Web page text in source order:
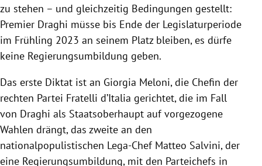
zu stehen – und gleichzeitig Bedingungen gestellt:
Premier Draghi müsse bis Ende der Legislaturperiode
im Frühling 2023 an seinem Platz bleiben, es dürfe
keine Regierungsumbildung geben.
Das erste Diktat ist an Giorgia Meloni, die Chefin der
rechten Partei Fratelli d’Italia gerichtet, die im Fall
von Draghi als Staatsoberhaupt auf vorgezogene
Wahlen drängt, das zweite an den
nationalpopulistischen Lega-Chef Matteo Salvini, der
eine Regierungsumbildung, mit den Parteichefs in